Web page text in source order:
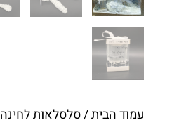
עמוד הבית/סלסלאות לחינה